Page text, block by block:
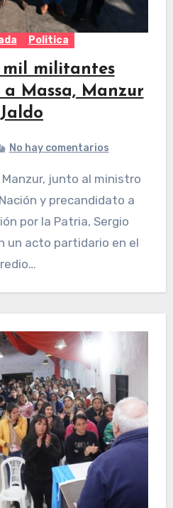
Politica
mil militantes
Massa, Manzur
No hay comentarios
y precandidato a
por la Patria, Sergio
un acto partidario en el